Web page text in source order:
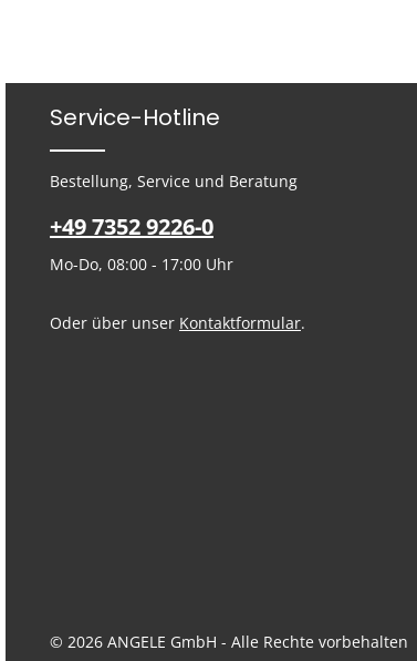
Service-Hotline
Bestellung, Service und Beratung
+49 7352 9226-0
Mo-Do, 08:00 - 17:00 Uhr
Oder über unser Kontaktformular.
© 2026 ANGELE GmbH - Alle Rechte vorbehalten